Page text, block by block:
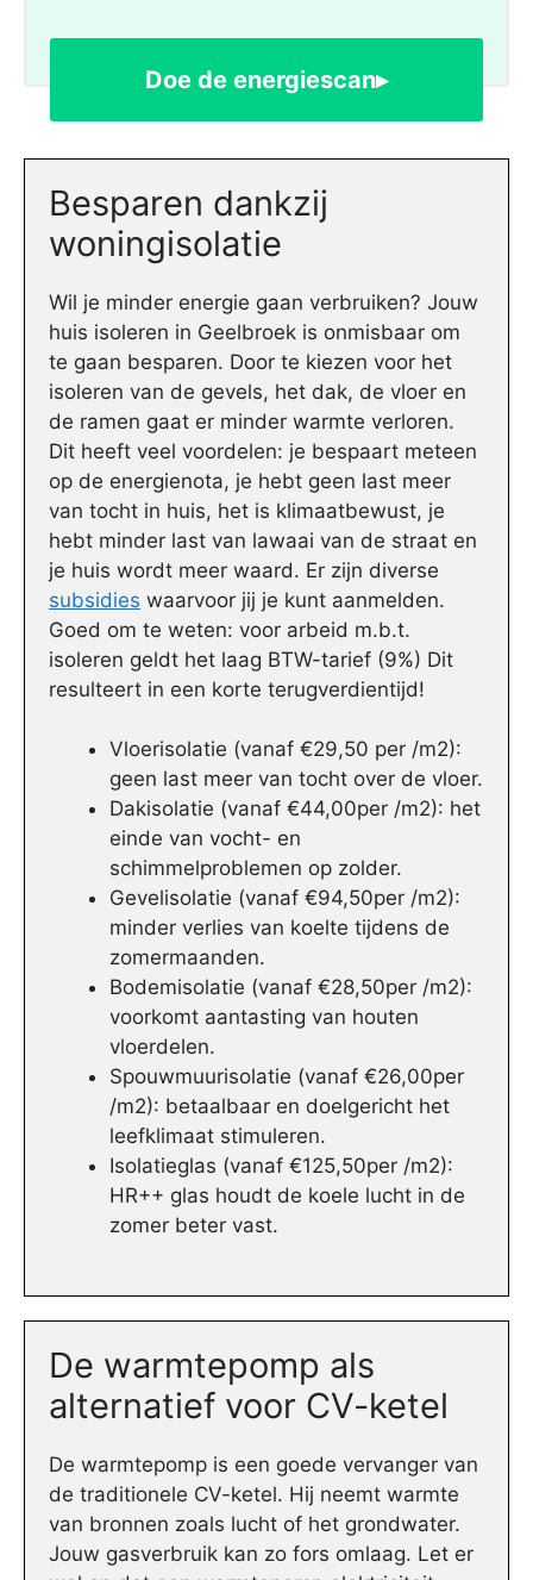
Doe de energiescan▸
Besparen dankzij
woningisolatie
Wil je minder energie gaan verbruiken? Jouw
huis isoleren in Geelbroek is onmisbaar om
te gaan besparen. Door te kiezen voor het
isoleren van de gevels, het dak, de vloer en
de ramen gaat er minder warmte verloren.
Dit heeft veel voordelen: je bespaart meteen
op de energienota, je hebt geen last meer
van tocht in huis, het is klimaatbewust, je
hebt minder last van lawaai van de straat en
je huis wordt meer waard. Er zijn diverse
subsidies waarvoor jij je kunt aanmelden.
Goed om te weten: voor arbeid m.b.t.
isoleren geldt het laag BTW-tarief (9%) Dit
resulteert in een korte terugverdientijd!
Vloerisolatie (vanaf €29,50 per /m2):
geen last meer van tocht over de vloer.
Dakisolatie (vanaf €44,00per /m2): het
einde van vocht- en
schimmelproblemen op zolder.
Gevelisolatie (vanaf €94,50per /m2):
minder verlies van koelte tijdens de
zomermaanden.
Bodemisolatie (vanaf €28,50per /m2):
voorkomt aantasting van houten
vloerdelen.
Spouwmuurisolatie (vanaf €26,00per
/m2): betaalbaar en doelgericht het
leefklimaat stimuleren.
Isolatieglas (vanaf €125,50per /m2):
HR++ glas houdt de koele lucht in de
zomer beter vast.
De warmtepomp als
alternatief voor CV-ketel
De warmtepomp is een goede vervanger van
de traditionele CV-ketel. Hij neemt warmte
van bronnen zoals lucht of het grondwater.
Jouw gasverbruik kan zo fors omlaag. Let er